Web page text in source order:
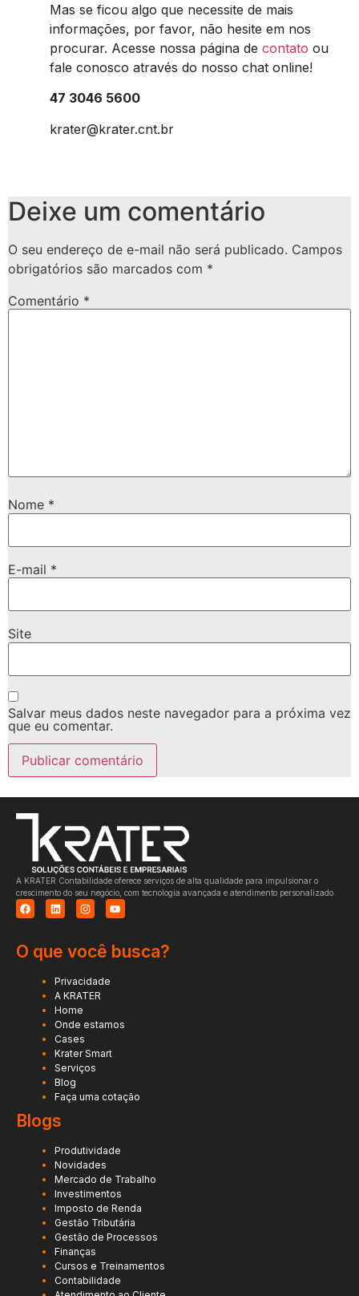
Mas se ficou algo que necessite de mais
informações, por favor, não hesite em nos
procurar. Acesse nossa página de contato ou
fale conosco através do nosso chat online!
47 3046 5600
krater@krater.cnt.br
Deixe um comentário
O seu endereço de e-mail não será publicado. Campos
obrigatórios são marcados com *
Comentário *
Nome *
E-mail *
Site
Salvar meus dados neste navegador para a próxima vez
que eu comentar.
A KRATER Contabilidade oferece serviços de alta qualidade para impulsionar o
crescimento do seu negócio, com tecnologia avançada e atendimento personalizado.
O que você busca?
Privacidade
A KRATER
Home
Onde estamos
Cases
Krater Smart
Serviços
Blog
Faça uma cotação
Blogs
Produtividade
Novidades
Mercado de Trabalho
Investimentos
Imposto de Renda
Gestão Tributária
Gestão de Processos
Finanças
Cursos e Treinamentos
Contabilidade